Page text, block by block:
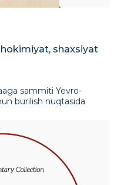
shaxsiyat
sammiti Yevro-
burilish nuqtasida
muddatli strategik
xavotirlar fonida